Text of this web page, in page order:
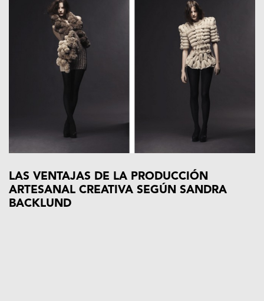
LAS VENTAJAS DE LA PRODUCCIÓN
ARTESANAL CREATIVA SEGÚN SANDRA
BACKLUND